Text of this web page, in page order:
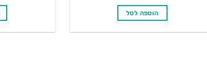
הוספה לסל